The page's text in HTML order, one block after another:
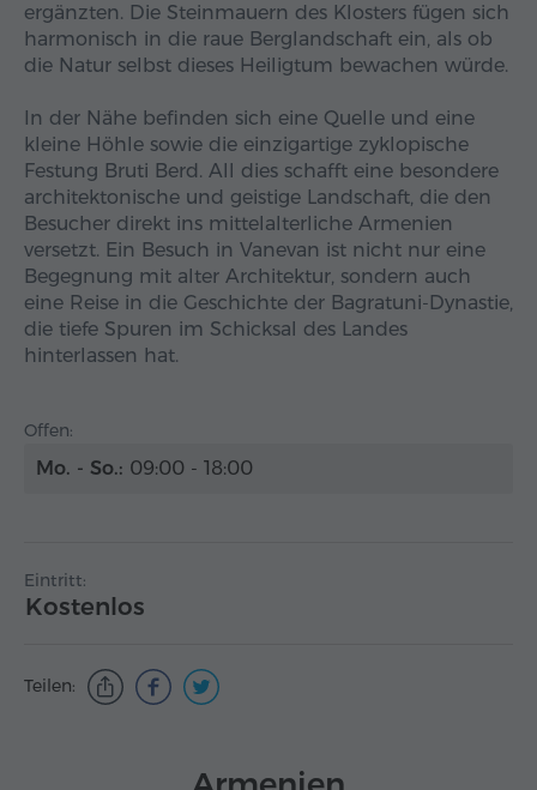
ergänzten. Die Steinmauern des Klosters fügen sich
harmonisch in die raue Berglandschaft ein, als ob
die Natur selbst dieses Heiligtum bewachen würde.
In der Nähe befinden sich eine Quelle und eine
kleine Höhle sowie die einzigartige zyklopische
Festung Bruti Berd. All dies schafft eine besondere
architektonische und geistige Landschaft, die den
Besucher direkt ins mittelalterliche Armenien
versetzt. Ein Besuch in Vanevan ist nicht nur eine
Begegnung mit alter Architektur, sondern auch
eine Reise in die Geschichte der Bagratuni-Dynastie,
die tiefe Spuren im Schicksal des Landes
hinterlassen hat.
Offen:
Mo. - So.: 09:00 - 18:00
Eintritt:
Kostenlos
Teilen: